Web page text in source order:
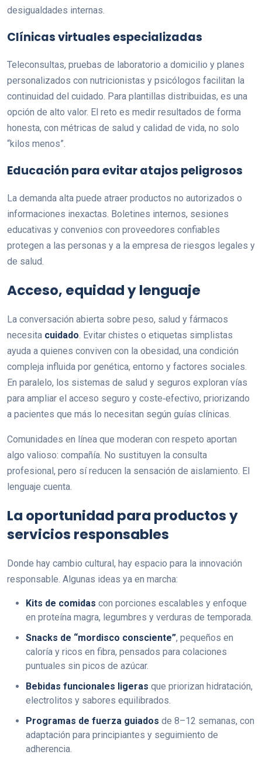
desigualdades internas.
Clínicas virtuales especializadas
Teleconsultas, pruebas de laboratorio a domicilio y planes
personalizados con nutricionistas y psicólogos facilitan la
continuidad del cuidado. Para plantillas distribuidas, es una
opción de alto valor. El reto es medir resultados de forma
honesta, con métricas de salud y calidad de vida, no solo
“kilos menos”.
Educación para evitar atajos peligrosos
La demanda alta puede atraer productos no autorizados o
informaciones inexactas. Boletines internos, sesiones
educativas y convenios con proveedores confiables
protegen a las personas y a la empresa de riesgos legales y
de salud.
Acceso, equidad y lenguaje
La conversación abierta sobre peso, salud y fármacos
necesita cuidado. Evitar chistes o etiquetas simplistas
ayuda a quienes conviven con la obesidad, una condición
compleja influida por genética, entorno y factores sociales.
En paralelo, los sistemas de salud y seguros exploran vías
para ampliar el acceso seguro y coste‑efectivo, priorizando
a pacientes que más lo necesitan según guías clínicas.
Comunidades en línea que moderan con respeto aportan
algo valioso: compañía. No sustituyen la consulta
profesional, pero sí reducen la sensación de aislamiento. El
lenguaje cuenta.
La oportunidad para productos y
servicios responsables
Donde hay cambio cultural, hay espacio para la innovación
responsable. Algunas ideas ya en marcha:
Kits de comidas con porciones escalables y enfoque
en proteína magra, legumbres y verduras de temporada.
Snacks de “mordisco consciente”, pequeños en
caloría y ricos en fibra, pensados para colaciones
puntuales sin picos de azúcar.
Bebidas funcionales ligeras que priorizan hidratación,
electrolitos y sabores equilibrados.
Programas de fuerza guiados de 8–12 semanas, con
adaptación para principiantes y seguimiento de
adherencia.